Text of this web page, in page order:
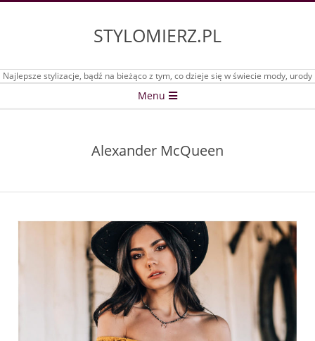
STYLOMIERZ.PL
Najlepsze stylizacje, bądź na bieżąco z tym, co dzieje się w świecie mody, urody
Menu
Alexander McQueen